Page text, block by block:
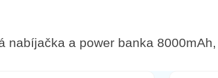
a power banka